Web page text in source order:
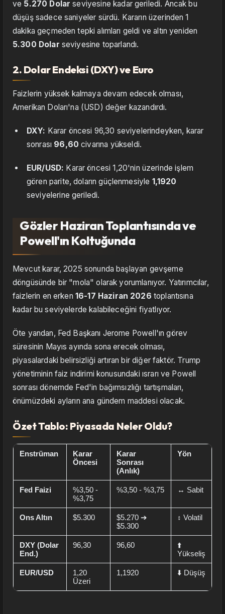
ve 5.270 Dolar seviyesine kadar geriledi. Ancak bu
düşüş sadece saniyeler sürdü. Kararın üzerinden 1
dakika geçmeden tepki alımları geldi ve altın yeniden
5.300 Dolar seviyesine toparlandı.
2. Dolar Endeksi (DXY) ve Euro
Faizlerin yüksek kalmaya devam edecek olması,
Amerikan Doları'na (USD) değer kazandırdı.
DXY: Karar öncesi 96,30 seviyelerindeyken, karar
sonrası 96,60 civarına yükseldi.
EUR/USD: Karar öncesi 1,20'nin üzerinde işlem
gören parite, doların güçlenmesiyle 1,1920
seviyelerine geriledi.
Gözler Haziran Toplantısında ve
Powell'ın Koltuğunda
Mevcut karar, 2025 sonunda başlayan gevşeme
döngüsünde bir "mola" olarak yorumlanıyor. Yatırımcılar,
faizlerin en erken 16-17 Haziran 2026 toplantısına
kadar bu seviyelerde kalabileceğini fiyatlıyor.
Öte yandan, Fed Başkanı Jerome Powell'ın görev
süresinin Mayıs ayında sona erecek olması,
piyasalardaki belirsizliği artıran bir diğer faktör. Trump
yönetiminin faiz indirimi konusundaki ısrarı ve Powell
sonrası dönemde Fed'in bağımsızlığı tartışmaları,
önümüzdeki ayların ana gündem maddesi olacak.
Özet Tablo: Piyasada Neler Oldu?
Enstrüman
Karar
Öncesi
Karar
Sonrası
(Anlık)
Yön
Fed Faizi
%3,50 -
%3,75
%3,50 - %3,75 ↔️ Sabit
Ons Altın $5.300
$5.270 ➔
$5.300
↕️ Volatil
DXY (Dolar
End.)
96,30 96,60
⬆️
Yükseliş
EUR/USD
1,20
Üzeri
1,1920 ⬇️ Düşüş